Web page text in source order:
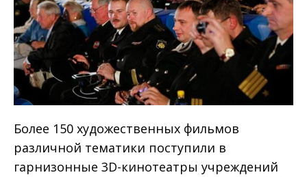
Более 150 художественных фильмов
различной тематики поступили в
гарнизонные 3D-кинотеатры учреждений